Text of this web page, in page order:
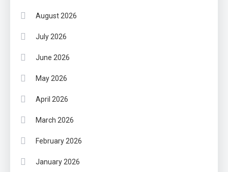
August 2026
July 2026
June 2026
May 2026
April 2026
March 2026
February 2026
January 2026